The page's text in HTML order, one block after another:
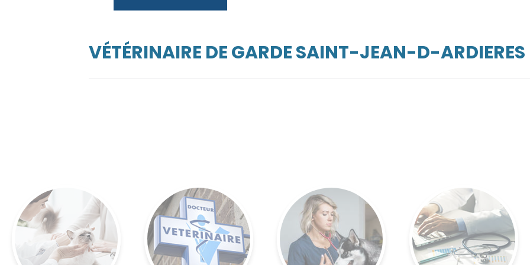
VÉTÉRINAIRE DE GARDE SAINT-JEAN-D-ARDIERES